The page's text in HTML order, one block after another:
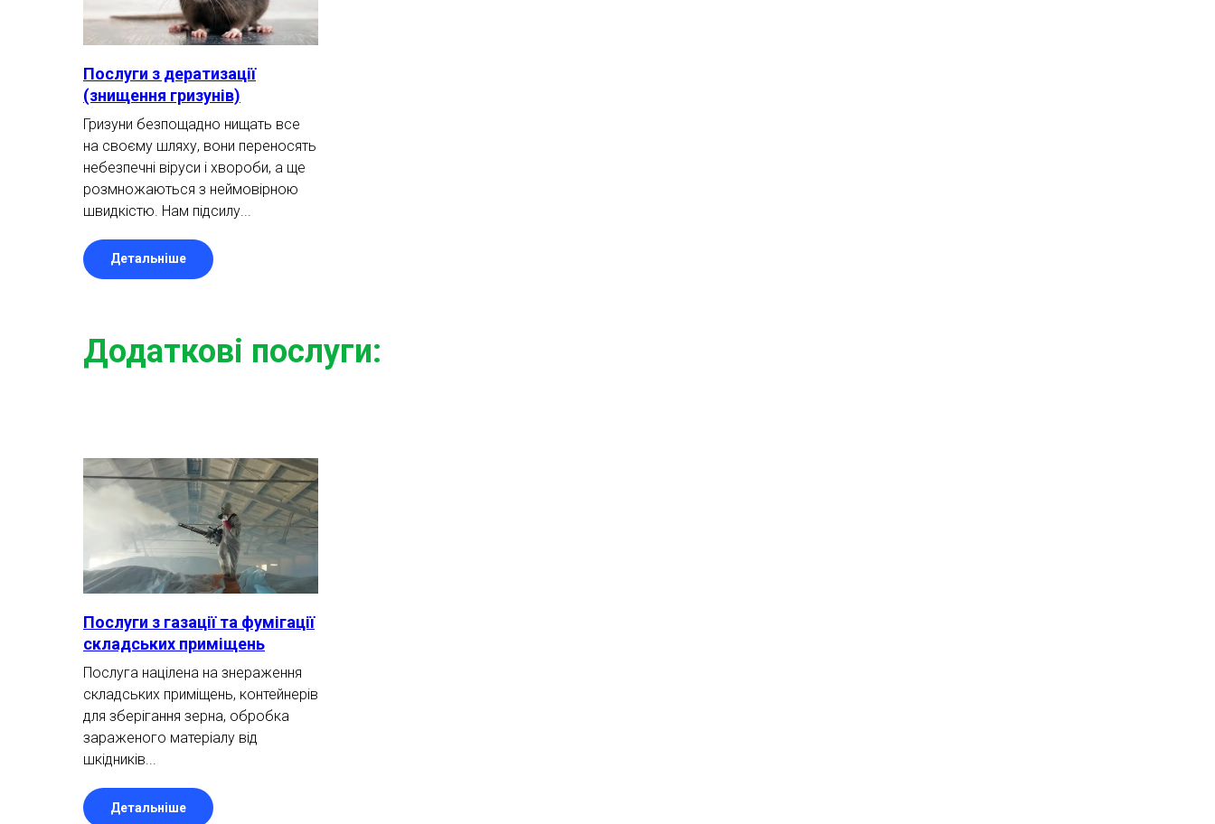
Послуги з дератизації
(знищення гризунів)
Гризуни безпощадно нищать все
на своєму шляху, вони переносять
небезпечні віруси і хвороби, а ще
розмножаються з неймовірною
швидкістю. Нам підсилу...
Детальніше
Додаткові послуги:
Послуги з газації та фумігації
складських приміщень
Послуга націлена на знераження
складських приміщень, контейнерів
для зберігання зерна, обробка
зараженого матеріалу від
шкідників...
Детальніше